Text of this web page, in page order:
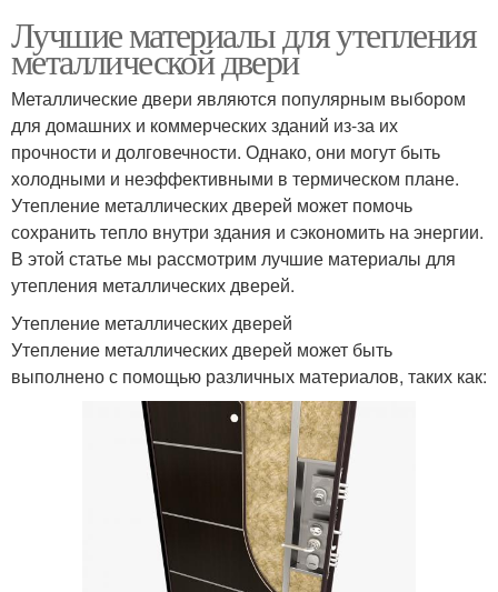
Лучшие материалы для утепления
металлической двери
Металлические двери являются популярным выбором
для домашних и коммерческих зданий из-за их
прочности и долговечности. Однако, они могут быть
холодными и неэффективными в термическом плане.
Утепление металлических дверей может помочь
сохранить тепло внутри здания и сэкономить на энергии.
В этой статье мы рассмотрим лучшие материалы для
утепления металлических дверей.
Утепление металлических дверей
Утепление металлических дверей может быть
выполнено с помощью различных материалов, таких как: